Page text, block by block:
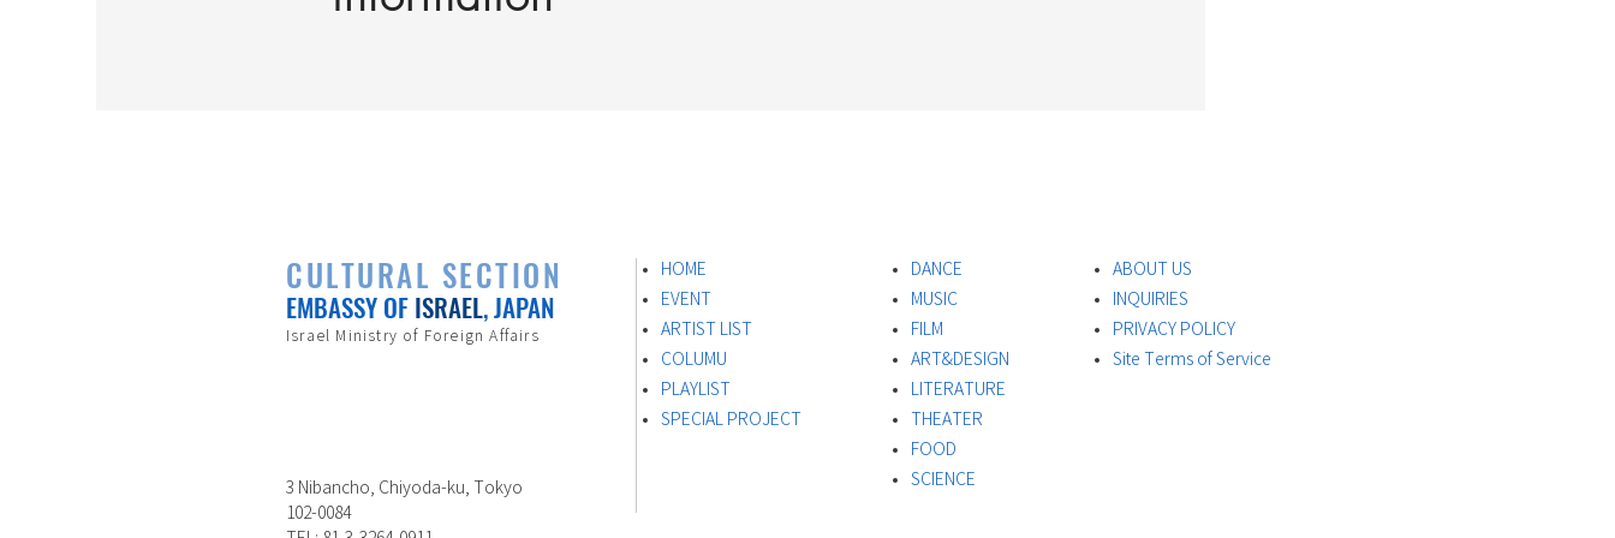
CULTURAL SECTION
EMBASSY OFISRAEL, JAPAN
Israel Ministry of Foreign Affairs
3 Nibancho, Chiyoda-ku, Tokyo
102-0084
HOME
EVENT
ARTIST LIST
COLUMU
PLAYLIST
SPECIAL PROJECT
DANCE
MUSIC
FILM
ART&DESIGN
LITERATURE
THEATER
FOOD
​SCIENCE
ABOUT US
INQUIRIES
PRIVACY POLICY
Site Terms of Service